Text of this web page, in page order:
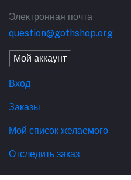
Электронная почта
question@gothshop.org
Мой аккаунт
Вход
Заказы
Мой список желаемого
Отследить заказ